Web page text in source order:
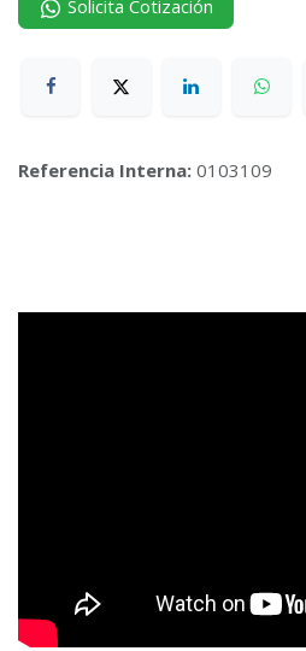
Solicita Cotización
Referencia Interna: 0103109